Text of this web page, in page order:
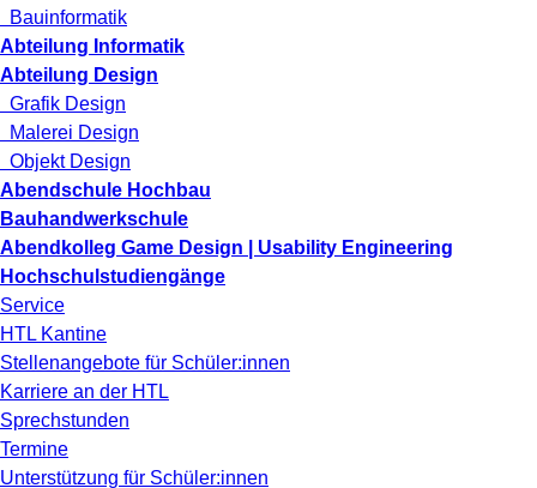
Bauinformatik
Abteilung Informatik
Abteilung Design
Grafik Design
Malerei Design
Objekt Design
Abendschule Hochbau
Bauhandwerkschule
Abendkolleg Game Design | Usability Engineering
Hochschulstudiengänge
Service
HTL Kantine
Stellenangebote für Schüler:innen
Karriere an der HTL
Sprechstunden
Termine
Unterstützung für Schüler:innen